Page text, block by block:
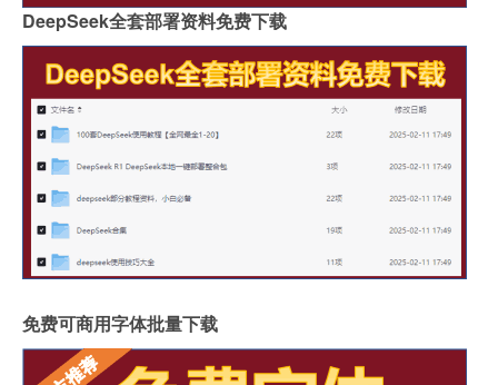
DeepSeek全套部署资料免费下载
免费可商用字体批量下载